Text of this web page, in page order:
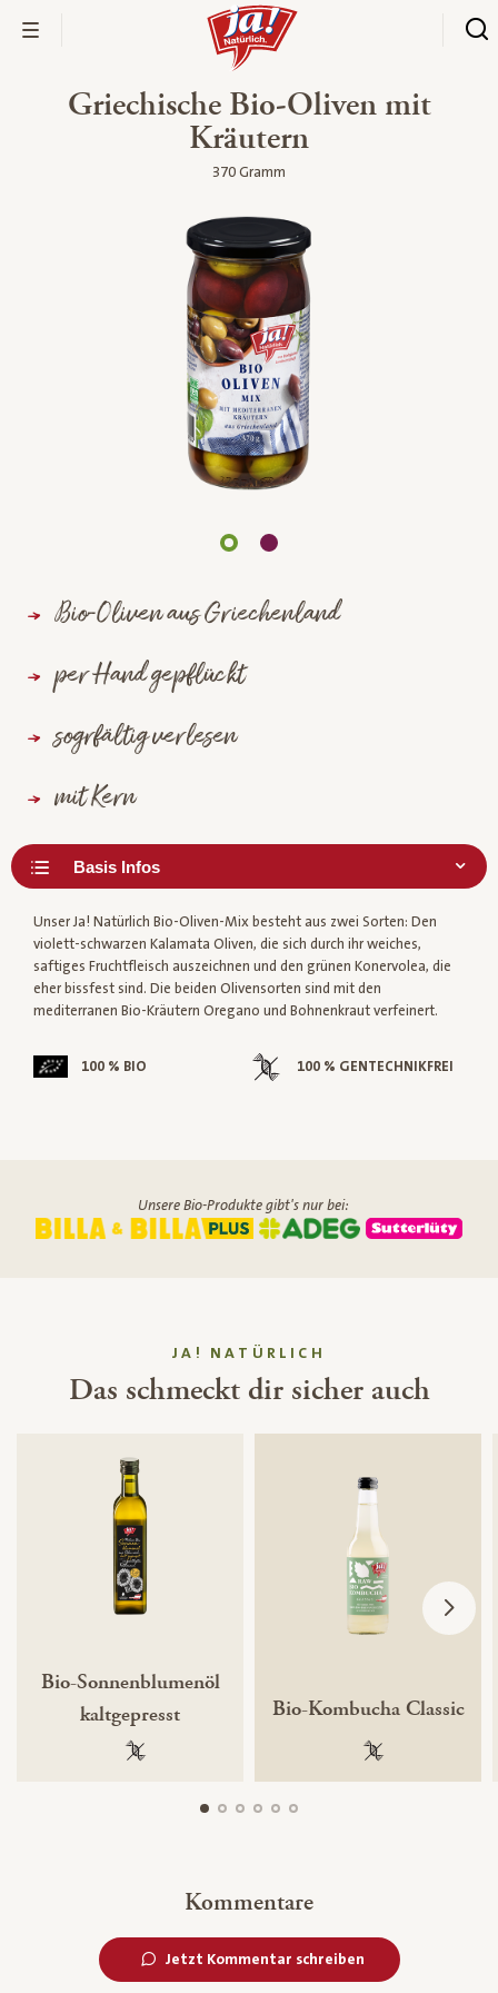
Griechische Bio-Oliven mit
Kräutern
370 Gramm
Bio-Oliven aus Griechenland
per Hand gepflückt
sogrfältig verlesen
mit Kern
Unser Ja! Natürlich Bio-Oliven-Mix besteht aus zwei Sorten: Den
violett-schwarzen Kalamata Oliven, die sich durch ihr weiches,
saftiges Fruchtfleisch auszeichnen und den grünen Konervolea, die
eher bissfest sind. Die beiden Olivensorten sind mit den
mediterranen Bio-Kräutern Oregano und Bohnenkraut verfeinert.
100 % BIO 100 % GENTECHNIKFREI
Unsere Bio-Produkte gibt's nur bei:
JA! NATÜRLICH
Das schmeckt dir sicher auch
Bio-Sonnenblumenöl
kaltgepresst
100 % gentechnikfrei
Bio-Kombucha Classic
100 %
Kommentare
Jetzt Kommentar schreiben